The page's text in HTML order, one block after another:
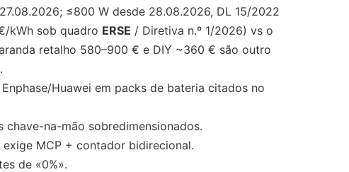
≤800 W desde 28.08.2026, DL 15/2022
kWh sob quadro ERSE / Diretiva n.º 1/2026) vs o
retalho 580–900 € e DIY ~360 € são outro
Huawei em packs de bateria citados no
na-mão sobredimensionados.
MCP + contador bidirecional.
de «0%».